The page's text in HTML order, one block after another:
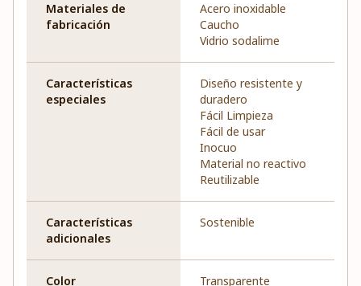
Materiales de
fabricación
Acero inoxidable
Caucho
Vidrio sodalime
Características
especiales
Diseño resistente y
duradero
Fácil Limpieza
Fácil de usar
Inocuo
Material no reactivo
Reutilizable
Características
adicionales
Sostenible
Color Transparente